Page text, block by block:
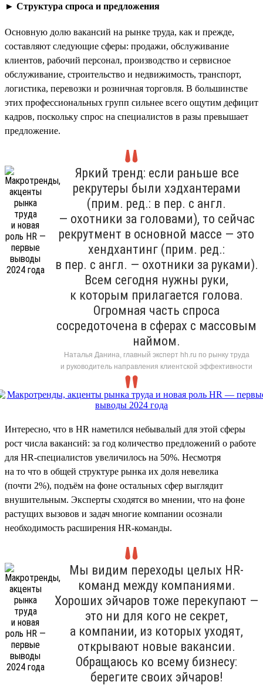
► Структура спроса и предложения
Основную долю вакансий на рынке труда, как и прежде,
составляют следующие сферы: продажи, обслуживание
клиентов, рабочий персонал, производство и сервисное
обслуживание, строительство и недвижимость, транспорт,
логистика, перевозки и розничная торговля. В большинстве
этих профессиональных групп сильнее всего ощутим дефицит
кадров, поскольку спрос на специалистов в разы превышает
предложение.
Яркий тренд: если раньше все
рекрутеры были хэдхантерами
(прим. ред.: в пер. с англ.
— охотники за головами), то сейчас
рекрутмент в основной массе — это
хендхантинг (прим. ред.:
в пер. с англ. — охотники за руками).
Всем сегодня нужны руки,
к которым прилагается голова.
Огромная часть спроса
сосредоточена в сферах с массовым
наймом.
Наталья Данина, главный эксперт hh.ru по рынку труда
и руководитель направления клиентской эффективности
Интересно, что в HR наметился небывалый для этой сферы
рост числа вакансий: за год количество предложений о работе
для HR-специалистов увеличилось на 50%. Несмотря
на то что в общей структуре рынка их доля невелика
(почти 2%), подъём на фоне остальных сфер выглядит
внушительным. Эксперты сходятся во мнении, что на фоне
растущих вызовов и задач многие компании осознали
необходимость расширения HR-команды.
Мы видим переходы целых HR-
команд между компаниями.
Хороших эйчаров тоже перекупают —
это ни для кого не секрет,
а компании, из которых уходят,
открывают новые вакансии.
Обращаюсь ко всему бизнесу:
берегите своих эйчаров!